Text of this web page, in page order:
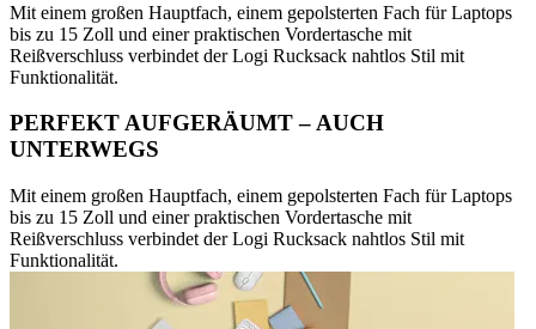
Mit einem großen Hauptfach, einem gepolsterten Fach für Laptops
bis zu 15 Zoll und einer praktischen Vordertasche mit
Reißverschluss verbindet der Logi Rucksack nahtlos Stil mit
Funktionalität.
PERFEKT AUFGERÄUMT – AUCH
UNTERWEGS
Mit einem großen Hauptfach, einem gepolsterten Fach für Laptops
bis zu 15 Zoll und einer praktischen Vordertasche mit
Reißverschluss verbindet der Logi Rucksack nahtlos Stil mit
Funktionalität.